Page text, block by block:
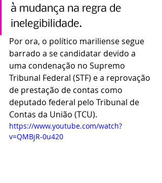
à mudança na regra de
inelegibilidade.
Por ora, o político mariliense segue
barrado a se candidatar devido a
uma condenação no Supremo
Tribunal Federal (STF) e a reprovação
de prestação de contas como
deputado federal pelo Tribunal de
Contas da União (TCU).
https://www.youtube.com/watch?
v=QMBjR-0u420